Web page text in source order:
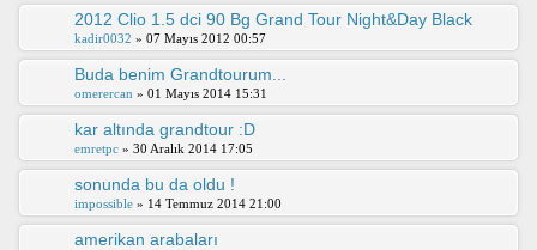
2012 Clio 1.5 dci 90 Bg Grand Tour Night&Day Black
kadir0032 » 07 Mayıs 2012 00:57
Buda benim Grandtourum...
omerercan » 01 Mayıs 2014 15:31
kar altında grandtour :D
emretpc » 30 Aralık 2014 17:05
sonunda bu da oldu !
impossible » 14 Temmuz 2014 21:00
amerikan arabaları